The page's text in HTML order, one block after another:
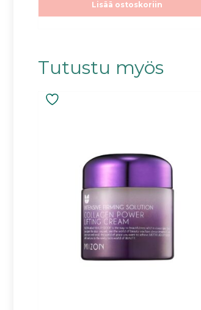
21,90€.Lisää ostoskoriin
Tutustu myös